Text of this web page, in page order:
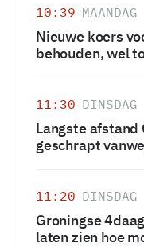
10:39 MAANDAG
Nieuwe koers
behouden, wel
11:30 DINSDAG
Langste afstand
geschrapt
11:20 DINSDAG
Groningse
laten zien hoe